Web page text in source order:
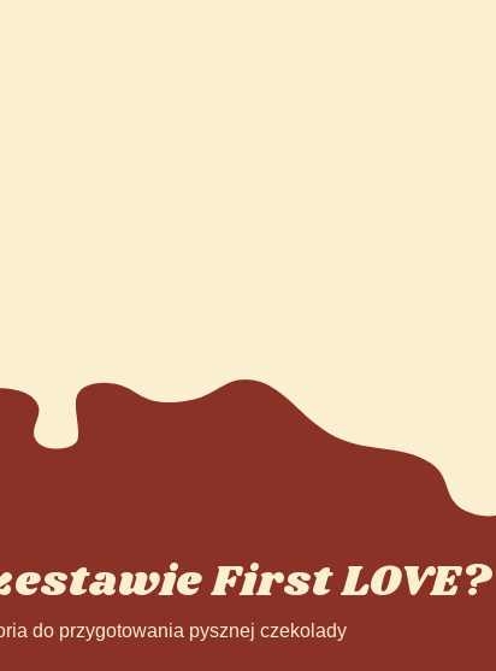
First LOVE?
do przygotowania pysznej czekolady